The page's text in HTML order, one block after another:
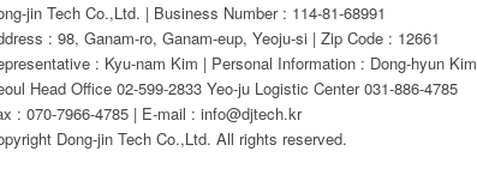
jin Tech Co.,Ltd. | Business Number : 114-81-68991
: 98, Ganam-ro, Ganam-eup, Yeoju-si | Zip Code : 12661
: Kyu-nam Kim | Personal Information : Dong-hyun Kim
Head Office 02-599-2833 Yeo-ju Logistic Center 031-886-4785
: 070-7966-4785 | E-mail : info@djtech.kr
Dong-jin Tech Co.,Ltd. All rights reserved.